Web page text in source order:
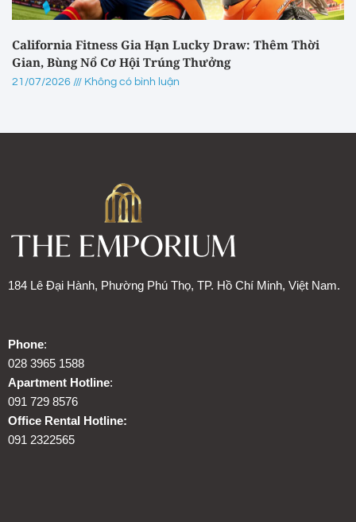
California Fitness Gia Hạn Lucky Draw: Thêm Thời
Gian, Bùng Nổ Cơ Hội Trúng Thưởng
21/07/2026 Không có bình luận
184 Lê Đại Hành, Phường Phú Thọ, TP. Hồ Chí Minh, Việt Nam.
Phone:
028 3965 1588
Apartment Hotline:
091 729 8576
Office Rental Hotline:
091 2322565